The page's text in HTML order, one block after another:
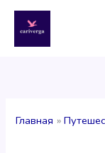
содержимому
Главная